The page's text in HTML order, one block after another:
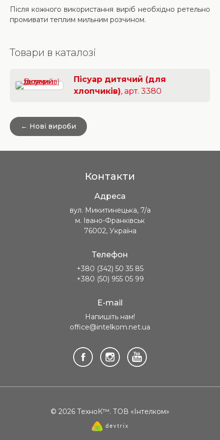
Після кожного використання виріб необхідно ретельно
промивати теплим мильним розчином.
Товари в каталозі
Пісуар дитячий (для
хлопчиків), арт. 3380
← Нові вироби
Контакти
Адреса
вул. Микитинецька, 7/а
м. Івано-Франківськ
76002, Україна
Телефон
+380 (342) 50 35 85
+380 (50) 955 05 99
E-mail
Напишіть нам!
office@intelkom.net.ua
© 2026 ТехноК™. ТОВ «Інтелком»
Створення